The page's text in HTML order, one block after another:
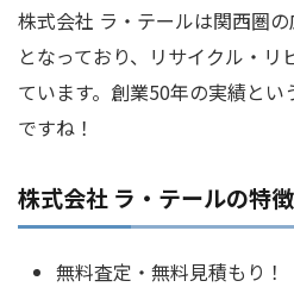
株式会社 ラ・テールは関西圏
となっており、リサイクル・リ
ています。創業50年の実績と
ですね！
株式会社 ラ・テールの特
無料査定・無料見積もり！